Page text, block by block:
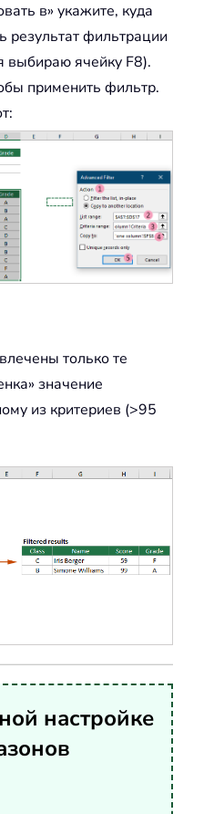
в» укажите, куда
результат фильтрации
выбираю ячейку F8).
применить фильтр.
только те
значение
из критериев (>95
настройке